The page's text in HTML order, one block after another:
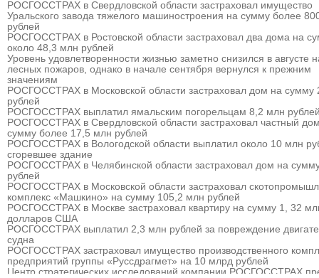
РОСГОССТРАХ в Свердловской области застраховал имущество
Уральского завода тяжелого машиностроения на сумму более
рублей
РОСГОССТРАХ в Ростовской области застраховал два дома на
около 48,3 млн рублей
Уровень удовлетворенности жизнью заметно снизился в августе
лесных пожаров, однако в начале сентября вернулся к прежним
значениям
РОСГОССТРАХ в Московской области застраховал дом на сумму
рублей
РОСГОССТРАХ выплатил ямальским погорельцам 8,2 млн
РОСГОССТРАХ в Свердловской области застраховал частный
сумму более 17,5 млн рублей
РОСГОССТРАХ в Вологодской области выплатил около 10 млн
сгоревшее здание
РОСГОССТРАХ в Челябинской области застраховал дом на
рублей
РОСГОССТРАХ в Московской области застраховал
комплекс «Машкино» на сумму 105,2 млн рублей
РОСГОССТРАХ в Москве застраховал квартиру на сумму 1, 32
долларов США
РОСГОССТРАХ выплатил 2,3 млн рублей за повреждение
судна
РОСГОССТРАХ застраховал имущество производственного
предприятий группы «Руссдрагмет» на 10 млрд рублей
Центр стратегических исследований компании РОСГОССТРАХ